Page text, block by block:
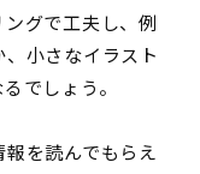
グで工夫し、例
小さなイラスト
でしょう。
を読んでもらえ